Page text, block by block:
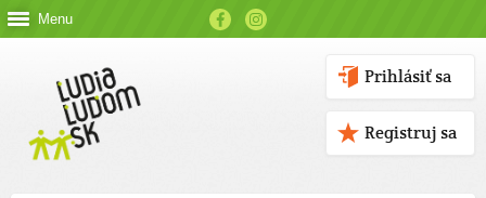
Menu
Prihlásiť sa
Registruj sa